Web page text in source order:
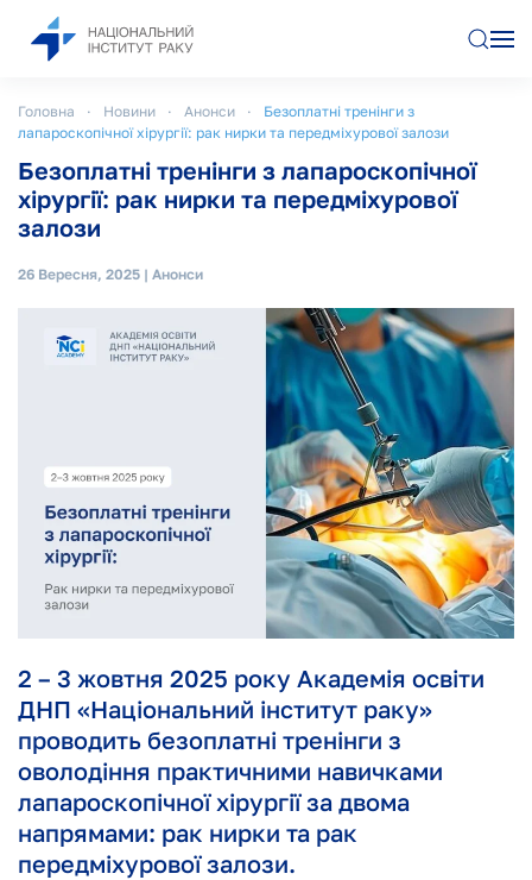
Головна Новини Анонси
Безоплатні тренінги з
лапароскопічної хірургії: рак нирки та передміхурової залози
Безоплатні тренінги з лапароскопічної
хірургії: рак нирки та передміхурової
залози
26 Вересня, 2025 | Анонси
2 – 3 жовтня 2025 року Академія освіти
ДНП «Національний інститут раку»
проводить безоплатні тренінги з
оволодіння практичними навичками
лапароскопічної хірургії за двома
напрямами: рак нирки та рак
передміхурової залози.